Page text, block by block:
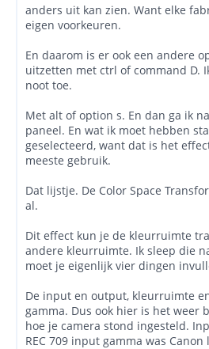
anders uit kan zien. Want elke
eigen voorkeuren.
En daarom is er ook een andere
uitzetten met ctrl of command D.
noot toe.
Met alt of option s. En dan ga ik
paneel. En wat ik moet hebben
geselecteerd, want dat is het
meeste gebruik.
Dat lijstje. De Color Space
al.
Dit effect kun je de kleurruimte
andere kleurruimte. Ik sleep die
moet je eigenlijk vier dingen
De input en output, kleurruimte
gamma. Dus ook hier is het weer
hoe je camera stond ingesteld.
REC 709 input gamma was Canon